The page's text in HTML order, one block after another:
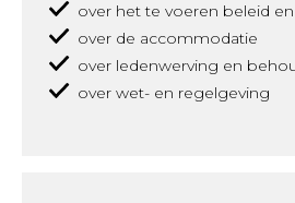
over het te voeren beleid
over de accommodatie
over ledenwerving en
over wet- en regelgeving